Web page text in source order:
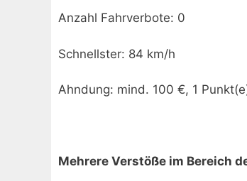
Anzahl Fahrverbote: 0
Schnellster: 84 km/h
Ahndung: mind. 100 €, 1
Mehrere Verstöße im Bereich